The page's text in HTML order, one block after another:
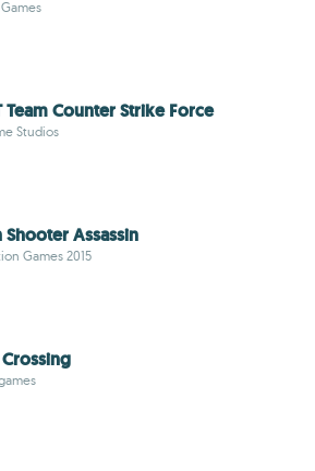
Team Counter Strike Force
Studios
Shooter Assassin
Games 2015